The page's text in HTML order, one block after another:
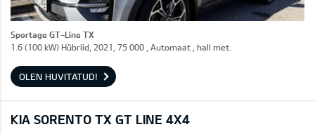
Sportage GT-Line TX
1.6 (100 kW) Hübriid, 2021, 75 000 , Automaat , hall met.
OLEN HUVITATUD!
KIA SORENTO TX GT LINE 4X4